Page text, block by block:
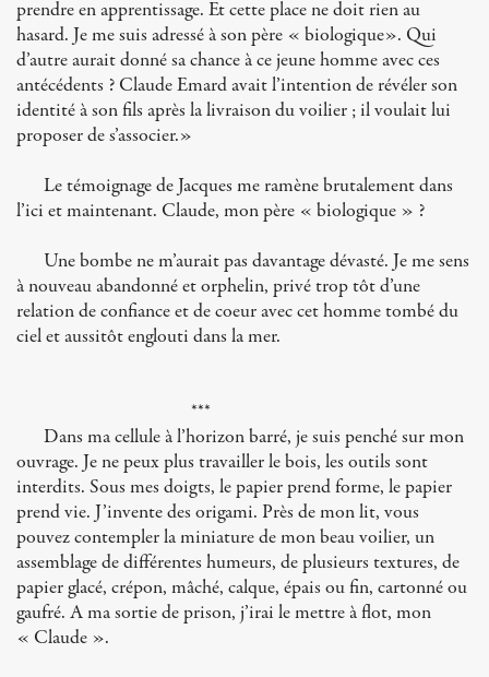
prendre en apprentissage. Et cette place ne doit rien au
hasard. Je me suis adressé à son père « biologique». Qui
d’autre aurait donné sa chance à ce jeune homme avec ces
antécédents ? Claude Emard avait l’intention de révéler son
identité à son fils après la livraison du voilier ; il voulait lui
proposer de s’associer.»
Le témoignage de Jacques me ramène brutalement dans
l’ici et maintenant. Claude, mon père « biologique » ?
Une bombe ne m’aurait pas davantage dévasté. Je me sens
à nouveau abandonné et orphelin, privé trop tôt d’une
relation de confiance et de coeur avec cet homme tombé du
ciel et aussitôt englouti dans la mer.
***
Dans ma cellule à l’horizon barré, je suis penché sur mon
ouvrage. Je ne peux plus travailler le bois, les outils sont
interdits. Sous mes doigts, le papier prend forme, le papier
prend vie. J’invente des origami. Près de mon lit, vous
pouvez contempler la miniature de mon beau voilier, un
assemblage de différentes humeurs, de plusieurs textures, de
papier glacé, crépon, mâché, calque, épais ou fin, cartonné ou
gaufré. A ma sortie de prison, j’irai le mettre à flot, mon
« Claude ».